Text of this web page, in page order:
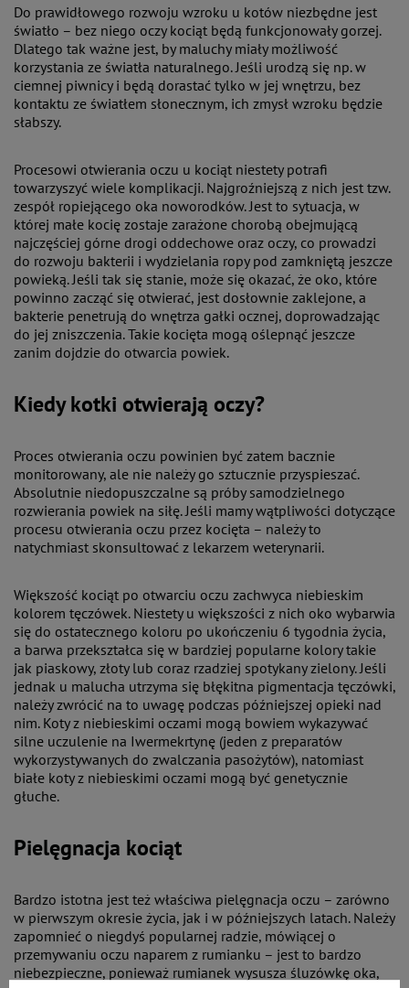
Do prawidłowego rozwoju wzroku u kotów niezbędne jest
światło – bez niego oczy kociąt będą funkcjonowały gorzej.
Dlatego tak ważne jest, by maluchy miały możliwość
korzystania ze światła naturalnego. Jeśli urodzą się np. w
ciemnej piwnicy i będą dorastać tylko w jej wnętrzu, bez
kontaktu ze światłem słonecznym, ich zmysł wzroku będzie
słabszy.
Procesowi otwierania oczu u kociąt niestety potrafi
towarzyszyć wiele komplikacji. Najgroźniejszą z nich jest tzw.
zespół ropiejącego oka noworodków. Jest to sytuacja, w
której małe kocię zostaje zarażone chorobą obejmującą
najczęściej górne drogi oddechowe oraz oczy, co prowadzi
do rozwoju bakterii i wydzielania ropy pod zamkniętą jeszcze
powieką. Jeśli tak się stanie, może się okazać, że oko, które
powinno zacząć się otwierać, jest dosłownie zaklejone, a
bakterie penetrują do wnętrza gałki ocznej, doprowadzając
do jej zniszczenia. Takie kocięta mogą oślepnąć jeszcze
zanim dojdzie do otwarcia powiek.
Kiedy kotki otwierają oczy?
Proces otwierania oczu powinien być zatem bacznie
monitorowany, ale nie należy go sztucznie przyspieszać.
Absolutnie niedopuszczalne są próby samodzielnego
rozwierania powiek na siłę. Jeśli mamy wątpliwości dotyczące
procesu otwierania oczu przez kocięta – należy to
natychmiast skonsultować z lekarzem weterynarii.
Większość kociąt po otwarciu oczu zachwyca niebieskim
kolorem tęczówek. Niestety u większości z nich oko wybarwia
się do ostatecznego koloru po ukończeniu 6 tygodnia życia,
a barwa przekształca się w bardziej popularne kolory takie
jak piaskowy, złoty lub coraz rzadziej spotykany zielony. Jeśli
jednak u malucha utrzyma się błękitna pigmentacja tęczówki,
należy zwrócić na to uwagę podczas późniejszej opieki nad
nim. Koty z niebieskimi oczami mogą bowiem wykazywać
silne uczulenie na Iwermekrtynę (jeden z preparatów
wykorzystywanych do zwalczania pasożytów), natomiast
białe koty z niebieskimi oczami mogą być genetycznie
głuche.
Pielęgnacja kociąt
Bardzo istotna jest też właściwa pielęgnacja oczu – zarówno
w pierwszym okresie życia, jak i w późniejszych latach. Należy
zapomnieć o niegdyś popularnej radzie, mówiącej o
przemywaniu oczu naparem z rumianku – jest to bardzo
niebezpieczne, ponieważ rumianek wysusza śluzówkę oka,